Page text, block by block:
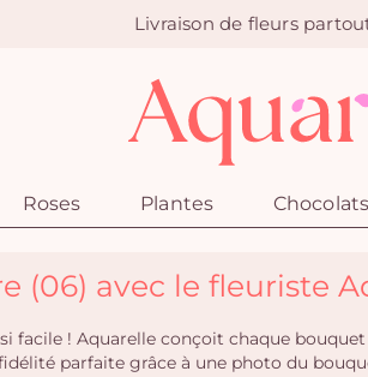
Livraison de fleurs
Roses Plantes Chocolats
(06) avec le fleuriste
facile ! Aquarelle conçoit chaque
parfaite grâce à une photo du